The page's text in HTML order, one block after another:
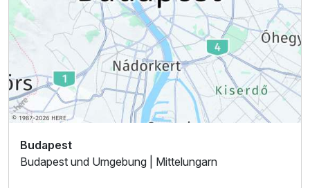
Budapest
Budapest und Umgebung | Mittelungarn